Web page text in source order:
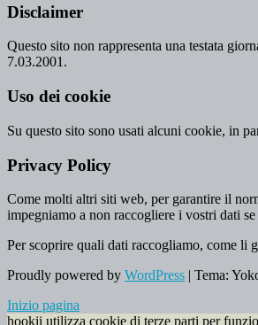
Disclaimer
Questo sito non rappresenta una testata
7.03.2001.
Uso dei cookie
Su questo sito sono usati alcuni cookie, in
Privacy Policy
Come molti altri siti web, per garantire il
impegniamo a non raccogliere i vostri dati
Per scoprire quali dati raccogliamo, come li
Proudly powered by WordPress | Tema:
Inizio pagina
hookii utilizza cookie di terze parti per